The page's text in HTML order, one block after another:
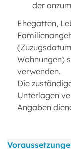
der
Ehegatten,
Wohnungen)
verwenden.
Die
Unterlagen
Angaben